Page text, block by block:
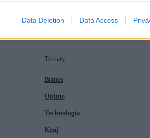
Data Deletion Data Access
Tematy
Biznes
Opinie
Technologia
Kraj